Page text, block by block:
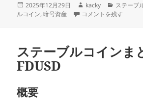
投
稿
2025年12月29日
作
成
kacky
カ
テ
ステーブ
ルコイン,暗号資産 ステーブルコインまと
コメントを残す
ステーブルコインま
FDUSD
概要